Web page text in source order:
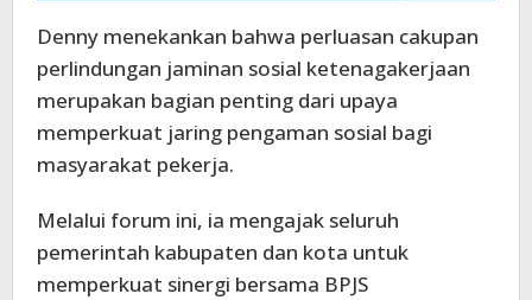
Denny menekankan bahwa perluasan cakupan
perlindungan jaminan sosial ketenagakerjaan
merupakan bagian penting dari upaya
memperkuat jaring pengaman sosial bagi
masyarakat pekerja.
Melalui forum ini, ia mengajak seluruh
pemerintah kabupaten dan kota untuk
memperkuat sinergi bersama BPJS